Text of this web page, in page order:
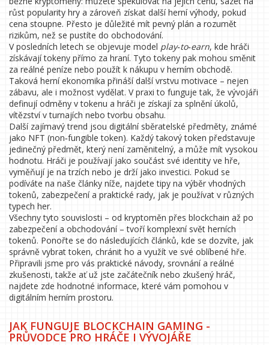
růst popularity hry a zároveň získat další herní výhody, pokud
cena stoupne. Přesto je důležité mít pevný plán a rozumět
rizikům, než se pustíte do obchodování.
V posledních letech se objevuje model play‑to‑earn, kde hráči
získávají tokeny přímo za hraní. Tyto tokeny pak mohou směnit
za reálné peníze nebo použít k nákupu v herním obchodě.
Taková herní ekonomika přináší další vrstvu motivace – nejen
zábavu, ale i možnost vydělat. V praxi to funguje tak, že vývojáři
definují odměny v tokenu a hráči je získají za splnění úkolů,
vítězství v turnajích nebo tvorbu obsahu.
Další zajímavý trend jsou digitální sběratelské předměty, známé
jako NFT (non‑fungible token). Každý takový token představuje
jedinečný předmět, který není zaměnitelný, a může mít vysokou
hodnotu. Hráči je používají jako součást své identity ve hře,
vyměňují je na trzích nebo je drží jako investici. Pokud se
podíváte na naše články níže, najdete tipy na výběr vhodných
tokenů, zabezpečení a praktické rady, jak je používat v různých
typech her.
Všechny tyto souvislosti – od kryptoměn přes blockchain až po
zabezpečení a obchodování – tvoří komplexní svět herních
tokenů. Ponořte se do následujících článků, kde se dozvíte, jak
správně vybrat token, chránit ho a využít ve své oblíbené hře.
Připravili jsme pro vás praktické návody, srovnání a reálné
zkušenosti, takže ať už jste začátečník nebo zkušený hráč,
najdete zde hodnotné informace, které vám pomohou v
digitálním herním prostoru.
JAK FUNGUJE BLOCKCHAIN GAMING -
PRŮVODCE PRO HRÁČE I VÝVOJÁŘE